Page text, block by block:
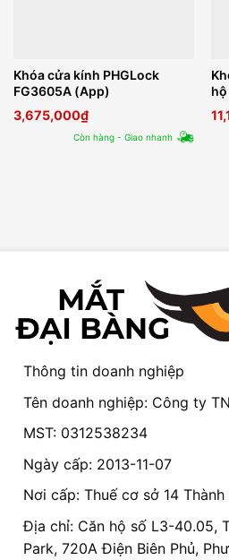
Khóa cửa kính PHGLock
FG3605A (App)
3,675,000₫
Còn hàng - Giao nhanh
Thông tin doanh nghiệp
Tên doanh nghiệp: Công ty
MST: 0312538234
Ngày cấp: 2013-11-07
Nơi cấp: Thuế cơ sở 14
Địa chỉ: Căn hộ số L3-40.05,
Park, 720A Điện Biên Phủ,